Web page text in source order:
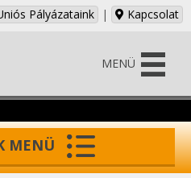
Pályázataink
| Kapcsolat
MENÜ
MENÜ